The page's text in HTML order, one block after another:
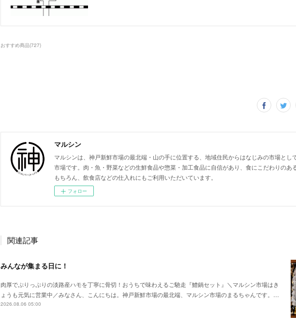
おすすめ商品(727)
マルシン
マルシンは、神戸新鮮市場の最北端・山の手に位置する、地域住民からはなじみの市場とし
市場です。肉・魚・野菜などの生鮮食品や惣菜・加工食品に自信があり、食にこだわりのあ
もちろん、飲食店などの仕入れにもご利用いただいています。
フォロー
関連記事
みんなが集まる日に！
肉厚でぷりっぷりの淡路産ハモを丁寧に骨切！おうちで味わえるご馳走『鱧鍋セット』＼マルシン市場はき
ょうも元気に営業中／みなさん、こんにちは。神戸新鮮市場の最北端、マルシン市場のまるちゃんです。…
2026.08.06 05:00